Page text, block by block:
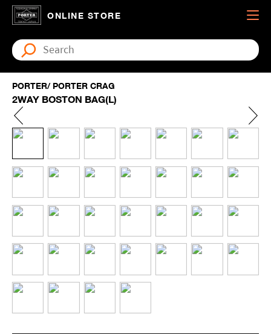
ONLINE STORE
PORTER/ PORTER CRAG
2WAY BOSTON BAG(L)